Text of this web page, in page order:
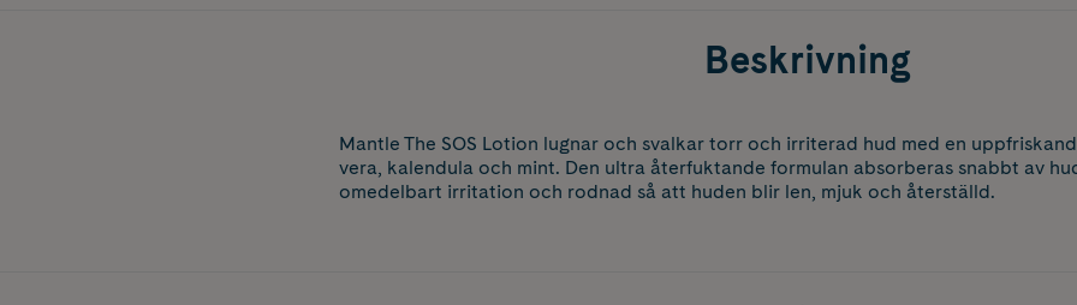
Beskrivning
Mantle The SOS Lotion lugnar och svalkar torr och irriterad hud med en
vera, kalendula och mint. Den ultra återfuktande formulan absorberas snabbt av
omedelbart irritation och rodnad så att huden blir len, mjuk och återställd.